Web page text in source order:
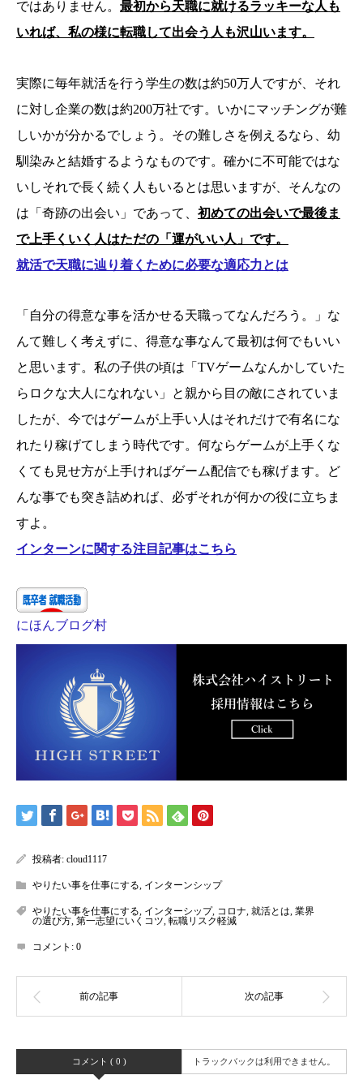
ではありません。 最初から天職に就けるラッキーな人も
いれば、私の様に転職して出会う人も沢山います。
実際に毎年就活を行う学生の数は約50万人ですが、それ
に対し企業の数は約200万社です。いかにマッチングが難
しいかが分かるでしょう。その難しさを例えるなら、幼
馴染みと結婚するようなものです。確かに不可能ではな
いしそれで長く続く人もいるとは思いますが、そんなの
は「奇跡の出会い」であって、 初めての出会いで最後ま
で上手くいく人はただの「運がいい人」です。
就活で天職に辿り着くために必要な適応力とは
「自分の得意な事を活かせる天職ってなんだろう。」な
んて難しく考えずに、得意な事なんて最初は何でもいい
と思います。私の子供の頃は「TVゲームなんかしていた
らロクな大人になれない」と親から目の敵にされていま
したが、今ではゲームが上手い人はそれだけで有名にな
れたり稼げてしまう時代です。何ならゲームが上手くな
くても見せ方が上手ければゲーム配信でも稼げます。ど
んな事でも突き詰めれば、必ずそれが何かの役に立ちま
すよ。
インターンに関する注目記事はこちら
にほんブログ村
投稿者: cloud1117
やりたい事を仕事にする, インターンシップ
やりたい事を仕事にする, インターシップ, コロナ, 就活とは, 業界
の選び方, 第一志望にいくコツ, 転職リスク軽減
コメント: 0
コメント ( 0 ) トラックバックは利用できません。